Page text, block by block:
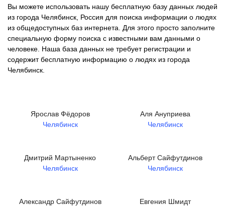
Вы можете использовать нашу бесплатную базу данных людей
из города Челябинск, Россия для поиска информации о людях
из общедоступных баз интернета. Для этого просто заполните
специальную форму поиска с известными вам данными о
человеке. Наша база данных не требует регистрации и
содержит бесплатную информацию о людях из города
Челябинск.
Ярослав Фёдоров
Челябинск
Аля Ануприева
Челябинск
Дмитрий Мартыненко
Челябинск
Альберт Сайфутдинов
Челябинск
Александр Сайфутдинов
Евгения Шмидт